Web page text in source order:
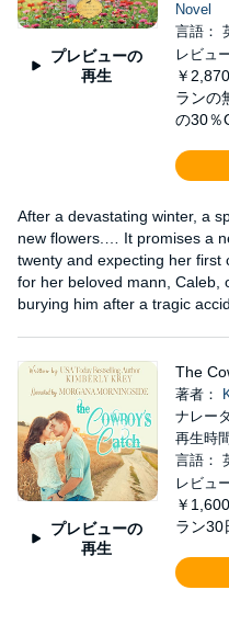
プレビューの
再生
Novel
言語：
レビュ
￥2,870
ランの
の30％
After a devastating winter, a
new flowers.… It promises a
twenty and expecting her first
for her beloved mann, Caleb,
burying him after a tragic
プレビューの
再生
The
著者：
ナレー
再生時
言語：
レビュ
￥1,600
ラン30